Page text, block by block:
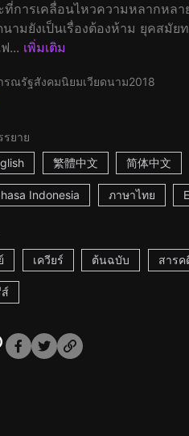
การเคลื่อนไหวความหลากหลา
นามยังเป็นเรื่องต้องห้าม ยุคสมัย
... เพิ่มเติม
รณรัฐสังคมนิยมเวียดนาม2018
รยาย
繁體中文 简体中文
Indonesia ภาษาไทย
เควียร์ ต้นฉบับ สารค